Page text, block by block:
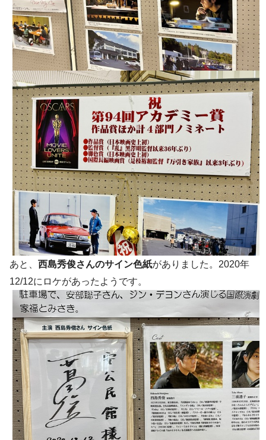
あと、 西島秀俊さんのサイン色紙がありました。2020年
12/12にロケがあったようです。